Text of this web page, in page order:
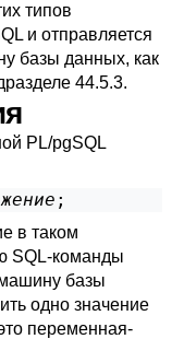
типов
и отправляется
базы данных, как
44.5.3.
PL/pgSQL
в таком
SQL-команды
базы
одно значение
переменная-